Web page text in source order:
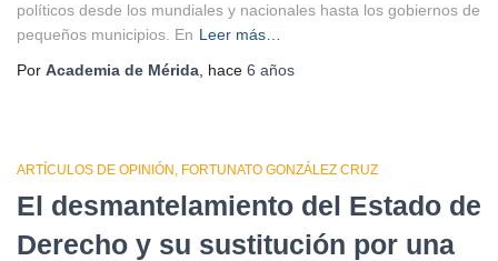
políticos desde los mundiales y nacionales hasta los gobiernos de
pequeños municipios. En Leer más…
Por Academia de Mérida , hace 6 años
ARTÍCULOS DE OPINIÓN FORTUNATO GONZÁLEZ CRUZ
El desmantelamiento del Estado de
Derecho y su sustitución por una